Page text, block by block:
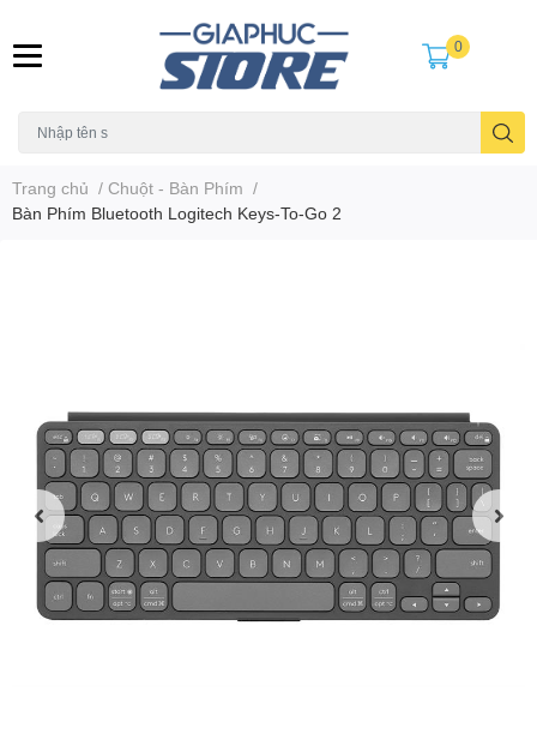
0
Trang chủ / Chuột - Bàn Phím /
Bàn Phím Bluetooth Logitech Keys-To-Go 2